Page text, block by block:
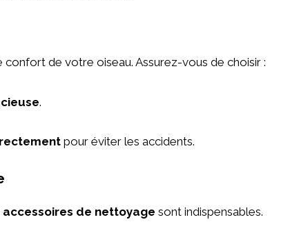
confort de votre oiseau. Assurez-vous de choisir :
.
pour éviter les accidents.
accessoires de nettoyage sont indispensables.